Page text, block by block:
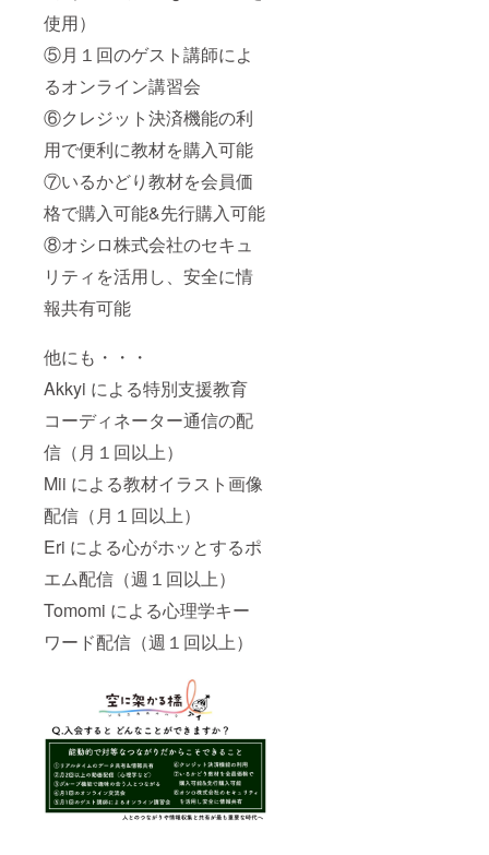
使用）
⑤月１回のゲスト講師によ
るオンライン講習会
⑥クレジット決済機能の利
用で便利に教材を購入可能
⑦いるかどり教材を会員価
格で購入可能&先行購入可能
⑧オシロ株式会社のセキュ
リティを活用し、安全に情
報共有可能
他にも・・・
Akkyi による特別支援教育
コーディネーター通信の配
信（月１回以上）
Mii による教材イラスト画像
配信（月１回以上）
Eri による心がホッとするポ
エム配信（週１回以上）
Tomomi による心理学キー
ワード配信（週１回以上）